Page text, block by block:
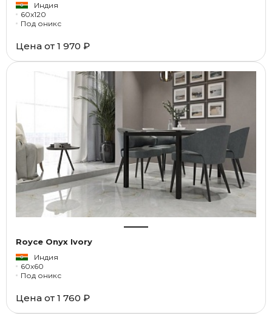
Индия
60x120
Под оникс
Цена от 1 970 ₽
Royce Onyx Ivory
Индия
60x60
Под оникс
Цена от 1 760 ₽